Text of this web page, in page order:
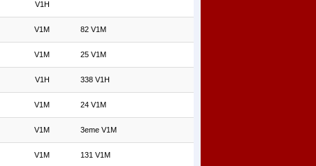
V1H
V1M 82 V1M
V1M 25 V1M
V1H 338 V1H
V1M 24 V1M
V1M 3eme V1M
V1M 131 V1M